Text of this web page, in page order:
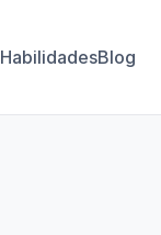
HabilidadesBlog